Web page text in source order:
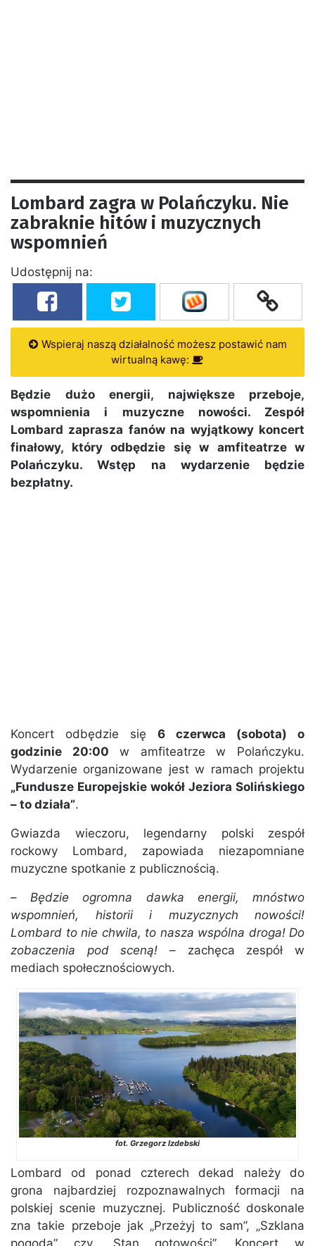
Lombard zagra w Polańczyku. Nie
zabraknie hitów i muzycznych
wspomnień
Udostępnij na:
Wspieraj naszą działalność możesz postawić nam
wirtualną kawę:
Będzie dużo energii, największe przeboje,
wspomnienia i muzyczne nowości. Zespół
Lombard zaprasza fanów na wyjątkowy koncert
finałowy, który odbędzie się w amfiteatrze w
Polańczyku. Wstęp na wydarzenie będzie
bezpłatny.
Koncert odbędzie się 6 czerwca (sobota) o
godzinie 20:00 w amfiteatrze w Polańczyku.
Wydarzenie organizowane jest w ramach projektu
„Fundusze Europejskie wokół Jeziora Solińskiego
– to działa”.
Gwiazda wieczoru, legendarny polski zespół
rockowy Lombard, zapowiada niezapomniane
muzyczne spotkanie z publicznością.
–Będzie ogromna dawka energii, mnóstwo
wspomnień, historii i muzycznych nowości!
Lombard to nie chwila, to nasza wspólna droga! Do
zobaczenia pod sceną! – zachęca zespół w
mediach społecznościowych.
fot. Grzegorz Izdebski
Lombard od ponad czterech dekad należy do
grona najbardziej rozpoznawalnych formacji na
polskiej scenie muzycznej. Publiczność doskonale
zna takie przeboje jak „Przeżyj to sam”, „Szklana